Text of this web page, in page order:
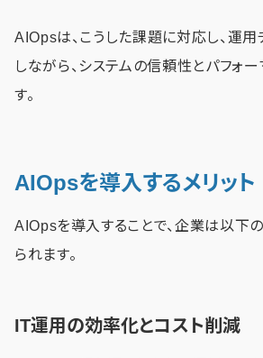
AIOpsは、こうした課題に対応し、運
しながら、システムの信頼性とパフォ
す。
AIOpsを導入するメリット
AIOpsを導入することで、企業は以下
られます。
IT運用の効率化とコスト削減